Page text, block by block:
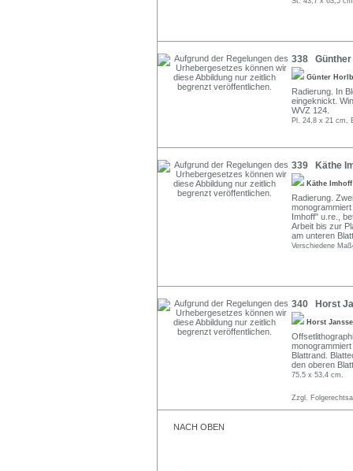
338 Günther
Günter
Radierung. In
eingeknickt.
WVZ 124.
Pl. 24,8 x 21 cm,
339 Käthe
Käthe
Radierung.
Imhoff" u.re.,
Arbeit bis zur
am unteren
Verschiedene
340 Horst
Horst
Blattrand.
den oberen
75,5 x 53,4 cm.
Zzgl.
NACH OBEN